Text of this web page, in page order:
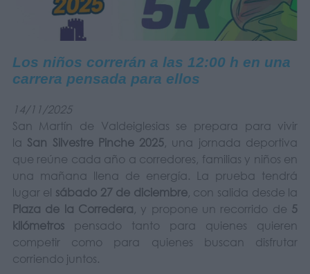
Los niños correrán a las 12:00 h en una
carrera pensada para ellos
14/11/2025
San Martín de Valdeiglesias se prepara para vivir
la San Silvestre Pinche 2025 , una jornada deportiva
que reúne cada año a corredores, familias y niños en
una mañana llena de energía. La prueba tendrá
lugar el sábado 27 de diciembre, con salida desde la
Plaza de la Corredera , y propone un recorrido de 5
kilómetrospensado tanto para quienes quieren
competir como para quienes buscan disfrutar
corriendo juntos.